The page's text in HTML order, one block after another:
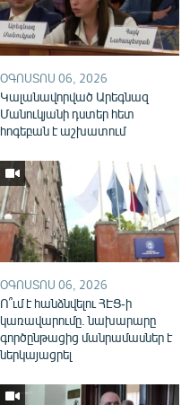
ՕԳՈՍՏՈՍ 06, 2026
Կալանավորված Արեգնազ
Մանուկյանի դստեր հետ
հոգեբան է աշխատում
ՕԳՈՍՏՈՍ 06, 2026
Ո՞ւմ է հանձնվելու ՀԷՑ-ի
կառավարումը. նախարարը
գործընթացից մանրամասներ է
ներկայացրել